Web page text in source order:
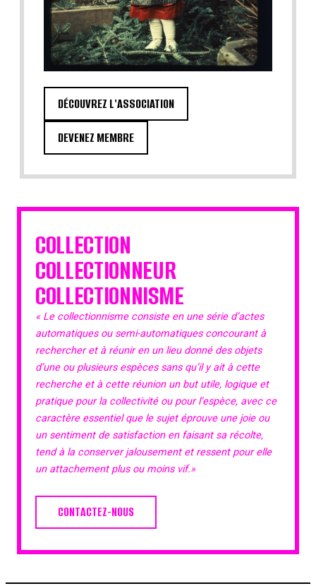
DÉCOUVREZ L'ASSOCIATION
DEVENEZ MEMBRE
COLLECTION
COLLECTIONNEUR
COLLECTIONNISME
« Le collectionnisme consiste en une série d’actes
automatiques ou semi-automatiques concourant à
rechercher et à réunir en un lieu donné des objets
d’une ou plusieurs espèces sans qu’il y ait à cette
recherche et à cette réunion un but utile, logique et
pratique pour la collectivité ou pour l’espèce, avec ce
caractère essentiel que le sujet éprouve une joie ou
un sentiment de satisfaction en faisant sa récolte,
tend à la conserver jalousement et ressent pour elle
un attachement plus ou moins vif.»
CONTACTEZ-NOUS